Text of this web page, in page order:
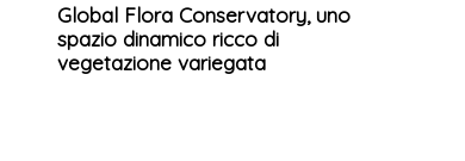
Global Flora Conservatory, uno
spazio dinamico ricco di
vegetazione variegata